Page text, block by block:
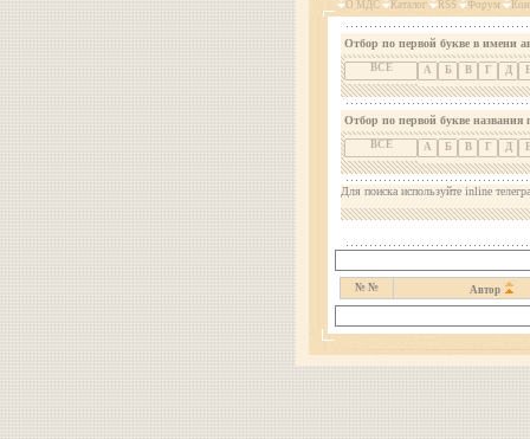
О МДС Каталог RSS Форум
Отбор по первой букве в имени
ВСЕ А Б В Г Д
Отбор по первой букве названия
ВСЕ А Б В Г Д
Для поиска используйте inline
№ № Автор